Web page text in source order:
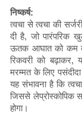
निष्कर्ष:
त्वचा से त्वचा की
दी है, जो पारंपरिक
ऊतक आघात को कम
रिकवरी को बढ़ाकर,
मरम्मत के लिए
यह संभावना है कि
जिससे लेप्रोस्कोपिक
होगा।